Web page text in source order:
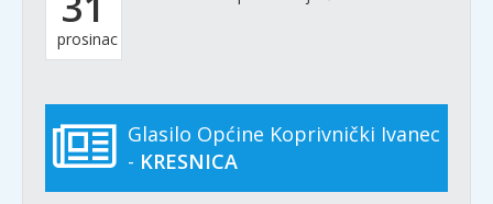
prosinac
Glasilo Općine Koprivnički Ivanec
- KRESNICA